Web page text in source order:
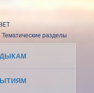
Тематические разделы